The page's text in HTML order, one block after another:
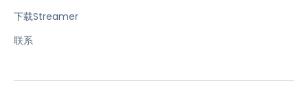
下载Streamer
联系